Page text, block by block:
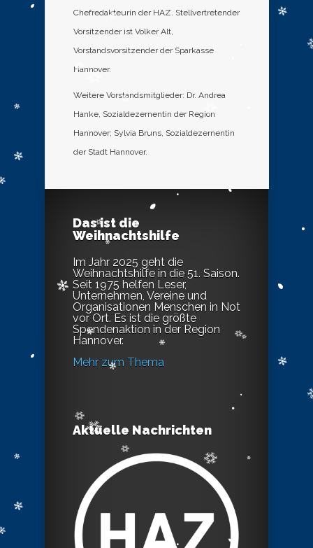
Chefredakteurin der HAZ. Stellvertretender
Vorsitzender ist Volker Alt,
Vorstandsvorsitzender der Sparkasse
Hannover.
Weitere Vorstandsmitglieder: Dr. Andrea
Hanke, Sozialdezernentin der Region
Hannover; Sylvia Bruns, Sozialdezernentin
der Stadt Hannover.
Das ist die
Weihnachtshilfe
Im Jahr 2025 geht die
Weihnachtshilfe in die 51. Saison.
Seit 1975 helfen Leser,
Unternehmen, Vereine und
Organisationen Menschen in Not
vor Ort. Es ist die größte
Spendenaktion in der Region
Hannover.
Mehr zum Thema
Aktuelle Nachrichten